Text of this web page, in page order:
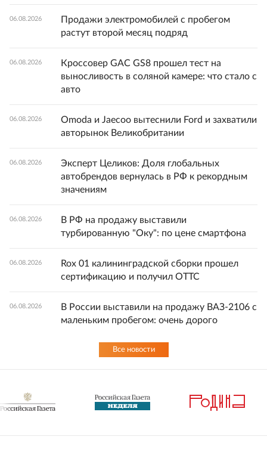
06.08.2026
Продажи электромобилей с пробегом
растут второй месяц подряд
06.08.2026
Кроссовер GAC GS8 прошел тест на
выносливость в соляной камере: что стало с
авто
06.08.2026
Omoda и Jaecoo вытеснили Ford и захватили
авторынок Великобритании
06.08.2026
Эксперт Целиков: Доля глобальных
автобрендов вернулась в РФ к рекордным
значениям
06.08.2026
В РФ на продажу выставили
турбированную "Оку": по цене смартфона
06.08.2026
Rox 01 калининградской сборки прошел
сертификацию и получил ОТТС
06.08.2026
В России выставили на продажу ВАЗ-2106 с
маленьким пробегом: очень дорого
Все новости